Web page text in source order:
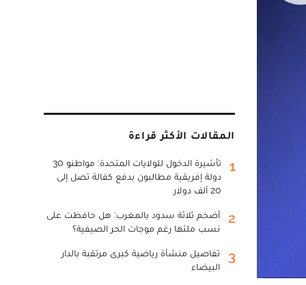
المقالات الأكثر قراءة
1
تأشيرة الدخول للولايات المتحدة: مواطنو 30
دولة إفريقية مطالبون بدفع كفالة تصل إلى
20 ألف دولار
2
أضخم ثلاثة سدود بالمغرب: هل حافظت على
نسب ملئها رغم موجات الحر الصيفية؟
3
تفاصيل منشأة رياضية كبرى مرتقبة بالدار
البيضاء